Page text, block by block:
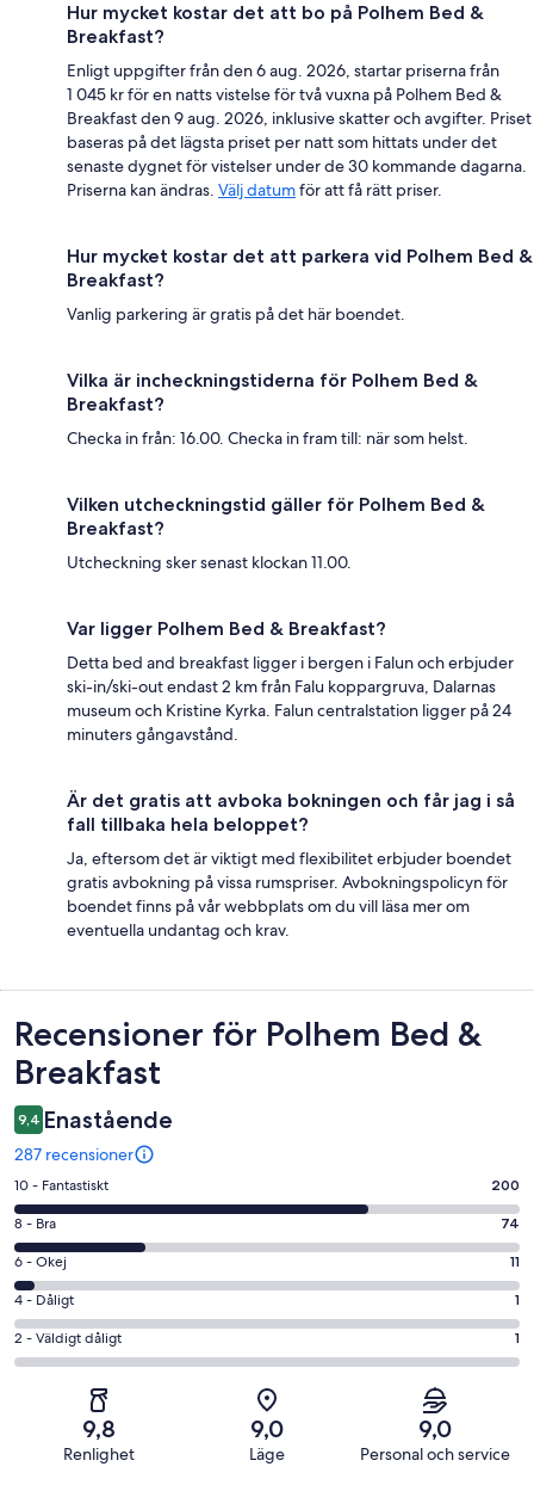
Hur mycket kostar det att bo på Polhem Bed &
Breakfast?
Enligt uppgifter från den 6 aug. 2026, startar priserna från
1 045 kr för en natts vistelse för två vuxna på Polhem Bed &
Breakfast den 9 aug. 2026, inklusive skatter och avgifter. Priset
baseras på det lägsta priset per natt som hittats under det
senaste dygnet för vistelser under de 30 kommande dagarna.
Priserna kan ändras. Välj datumför att få rätt priser.
Hur mycket kostar det att parkera vid Polhem Bed &
Breakfast?
Vanlig parkering är gratis på det här boendet.
Vilka är incheckningstiderna för Polhem Bed &
Breakfast?
Checka in från: 16.00. Checka in fram till: när som helst.
Vilken utcheckningstid gäller för Polhem Bed &
Breakfast?
Utcheckning sker senast klockan 11.00.
Var ligger Polhem Bed & Breakfast?
Detta bed and breakfast ligger i bergen i Falun och erbjuder
ski-in/ski-out endast 2 km från Falu koppargruva, Dalarnas
museum och Kristine Kyrka. Falun centralstation ligger på 24
minuters gångavstånd.
Är det gratis att avboka bokningen och får jag i så
fall tillbaka hela beloppet?
Ja, eftersom det är viktigt med flexibilitet erbjuder boendet
gratis avbokning på vissa rumspriser. Avbokningspolicyn för
boendet finns på vår webbplats om du vill läsa mer om
eventuella undantag och krav.
Recensioner
Recensioner för Polhem Bed &
Breakfast
9,4 Enastående
287 recensioner
10
-
Fantastiskt
i
betyg.
200
av
287
recensioner
10 - Fantastiskt 200
8
-
Bra
i
betyg.
74
recensioner
8 - Bra 74
6
-
Okej
i
betyg.
recensioner
6 - Okej 11
4
-
Dåligt
4 - Dåligt 1
2
-
betyg.
2 - Väldigt dåligt 1
9,8
Renlighet
9,0
Läge
9,0
Personal och service